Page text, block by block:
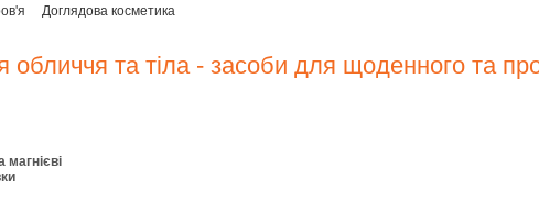
Доглядова косметика
обличчя та тіла - засоби для щоденного та